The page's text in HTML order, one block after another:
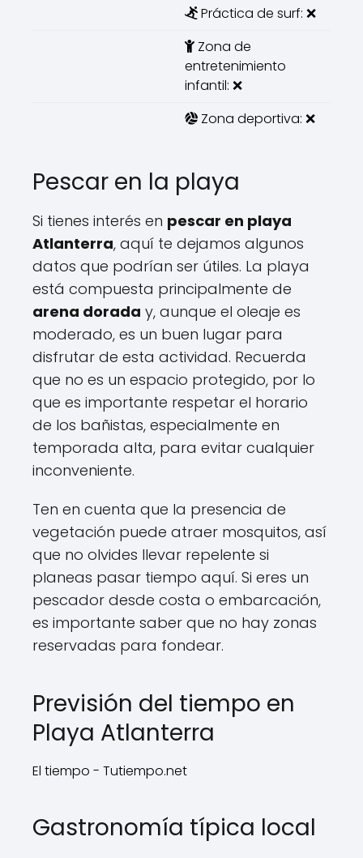
Práctica de surf: ❌
Zona de
entretenimiento
infantil: ❌
Zona deportiva: ❌
Pescar en la playa
Si tienes interés en pescar en playa
Atlanterra, aquí te dejamos algunos
datos que podrían ser útiles. La playa
está compuesta principalmente de
arena dorada y, aunque el oleaje es
moderado, es un buen lugar para
disfrutar de esta actividad. Recuerda
que no es un espacio protegido, por lo
que es importante respetar el horario
de los bañistas, especialmente en
temporada alta, para evitar cualquier
inconveniente.
Ten en cuenta que la presencia de
vegetación puede atraer mosquitos, así
que no olvides llevar repelente si
planeas pasar tiempo aquí. Si eres un
pescador desde costa o embarcación,
es importante saber que no hay zonas
reservadas para fondear.
Previsión del tiempo en
Playa Atlanterra
El tiempo - Tutiempo.net
Gastronomía típica local